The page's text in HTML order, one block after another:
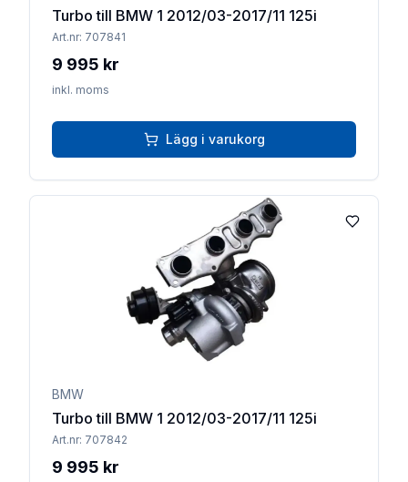
Turbo till BMW 1 2012/03-2017/11 125i
Art.nr: 707841
9 995 kr
inkl. moms
Lägg i varukorg
Lägg till
BMW
Turbo till BMW 1 2012/03-2017/11 125i
Art.nr: 707842
9 995 kr